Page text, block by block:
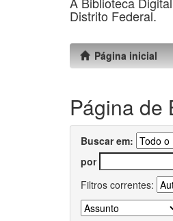
Distrito Federal.
Página inicial
Página de
Buscar em:
por
Filtros correntes: